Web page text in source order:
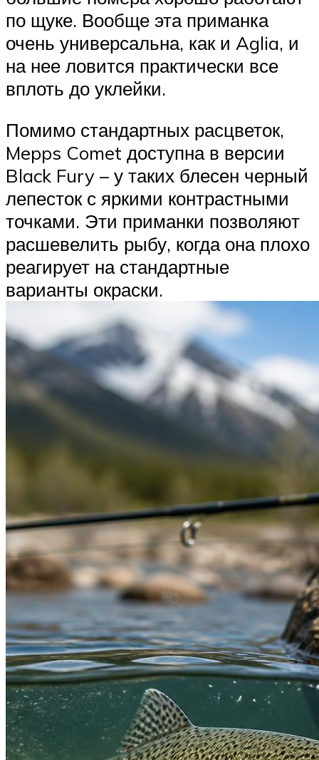
по щуке. Вообще эта приманка
очень универсальна, как и Aglia, и
на нее ловится практически все
вплоть до уклейки.
Помимо стандартных расцветок,
Mepps Comet доступна в версии
Black Fury – у таких блесен черный
лепесток с яркими контрастными
точками. Эти приманки позволяют
расшевелить рыбу, когда она плохо
реагирует на стандартные
варианты окраски.